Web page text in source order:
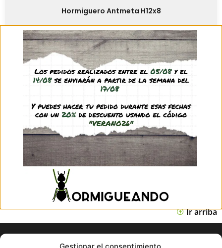
Hormiguero Antmeta H12x8
14,45€ - 15,45€ (IVA incl.)
See product
Hormiguero Antmeta H12x8 PVA SCE
14,95€ (IVA incl.)
See product
Ir arriba